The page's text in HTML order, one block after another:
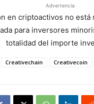
Advertencia
en criptoactivos no está
para inversores
totalidad del importe
Creativechain Creativecoin